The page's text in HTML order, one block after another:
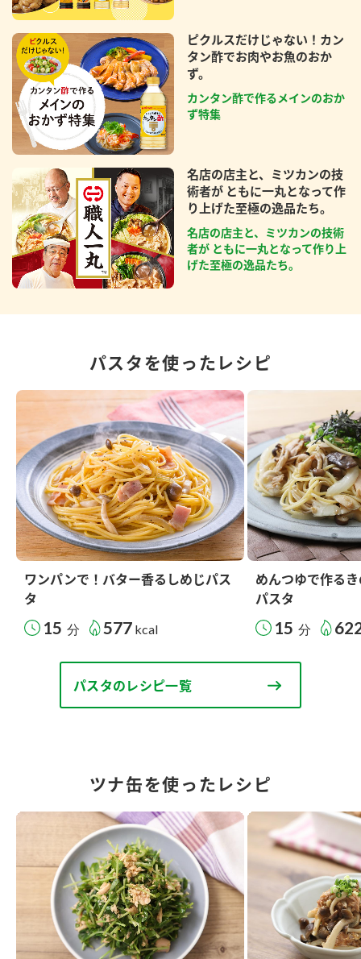
ピクルスだけじゃない！カン
タン酢でお肉やお魚のおか
ず。
カンタン酢で作るメインのおか
ず特集
名店の店主と、ミツカンの技
術者が ともに一丸となって作
り上げた至極の逸品たち。
名店の店主と、ミツカンの技術
者が ともに一丸となって作り上
げた至極の逸品たち。
パスタを使ったレシピ
ワンパンで！バター香るしめじパス
タ
15 分 577 kcal
めんつゆで作る
パスタ
15 分
パスタのレシピ一覧
ツナ缶を使ったレシピ